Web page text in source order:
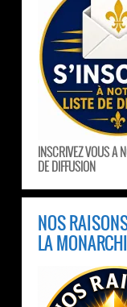
INSCRIVEZ VOUS A
DE DIFFUSION
NOS
LA